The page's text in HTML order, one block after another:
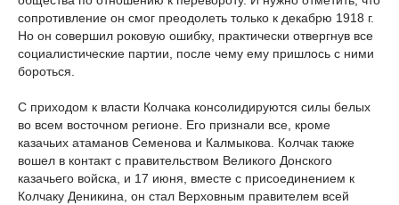
сопротивление он смог преодолеть только к декабрю 1918 г.
Но он совершил роковую ошибку, практически отвергнув все
социалистические партии, после чему ему пришлось с ними
бороться.
С приходом к власти Колчака консолидируются силы белых
во всем восточном регионе. Его признали все, кроме
казачьих атаманов Семенова и Калмыкова. Колчак также
вошел в контакт с правительством Великого Донского
казачьего войска, и 17 июня, вместе с присоединением к
Колчаку Деникина, он стал Верховным правителем всей